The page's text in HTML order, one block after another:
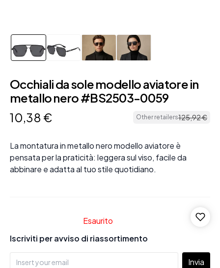
Occhiali da sole modello aviatore in
metallo nero #BS2503-0059
10,38 € Other retailers125,92€
La montatura in metallo nero modello aviatore è
pensata per la praticità: leggera sul viso, facile da
abbinare e adatta al tuo stile quotidiano.
Esaurito
Iscriviti per avviso di riassortimento
Invia